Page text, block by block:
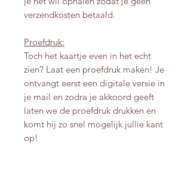
verzendkosten betaald.
Proefdruk:
Toch het kaartje even in het echt
zien? Laat een proefdruk maken! Je
ontvangt eerst een digitale versie in
je mail en zodra je akkoord geeft
laten we de proefdruk drukken en
komt hij zo snel mogelijk jullie kant
op!